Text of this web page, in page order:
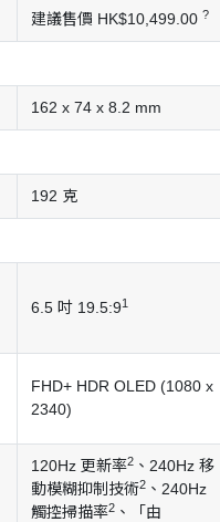
建議售價 HK$10,499.00 ?
162 x 74 x 8.2 mm
192 克
6.5 吋 19.5:91
FHD+ HDR OLED (1080 x
2340)
120Hz 更新率2 、240Hz 移
動模糊抑制技術2 、240Hz
觸控掃描率2 、「由